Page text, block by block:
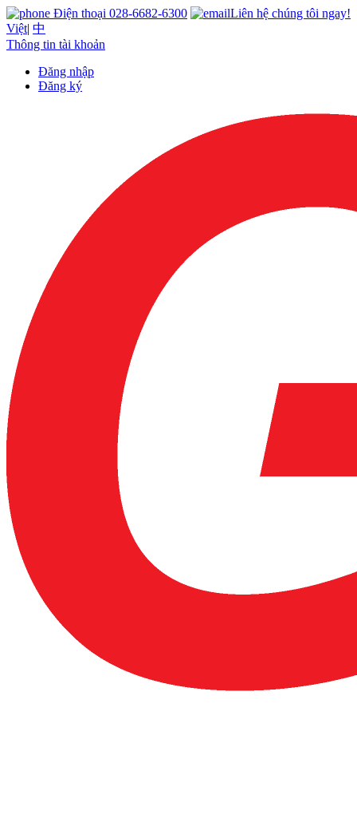
Điện thoại 028-6682-6300
Liên hệ chúng tôi ngay!
Việt| 中
Thông tin tài khoản
Đăng nhập
Đăng ký